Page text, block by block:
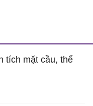
tích mặt cầu, thể